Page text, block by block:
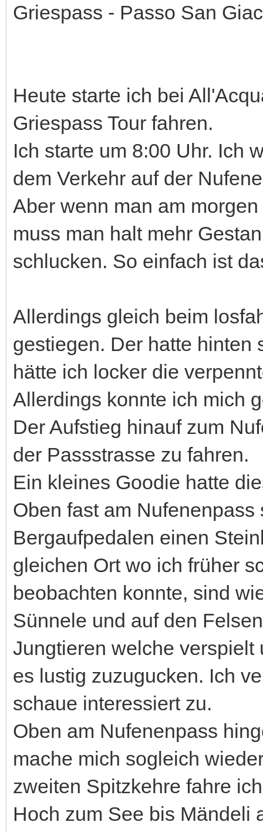
Griespass - Passo San
Heute starte ich bei
Griespass Tour fahren.
Ich starte um 8:00 Uhr. Ich
dem Verkehr auf der
Aber wenn man am
muss man halt mehr
schlucken. So einfach ist
Allerdings gleich beim
gestiegen. Der hatte hinten
hätte ich locker die
Allerdings konnte ich mich
Der Aufstieg hinauf zum
der Passstrasse zu fahren.
Ein kleines Goodie hatte
Oben fast am
Bergaufpedalen einen
gleichen Ort wo ich früher
beobachten konnte, sind
Sünnele und auf den
Jungtieren welche verspielt
es lustig zuzugucken. Ich
schaue interessiert zu.
Oben am Nufenenpass
mache mich sogleich
zweiten Spitzkehre fahre
Hoch zum See bis Mändeli